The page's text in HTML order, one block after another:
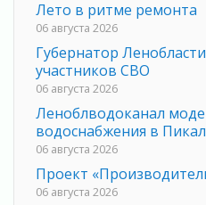
Лето в ритме ремонта
06 августа 2026
Губернатор
участников СВО
06 августа 2026
Леноблводоканал
водоснабжения в
06 августа 2026
Проект
06 августа 2026